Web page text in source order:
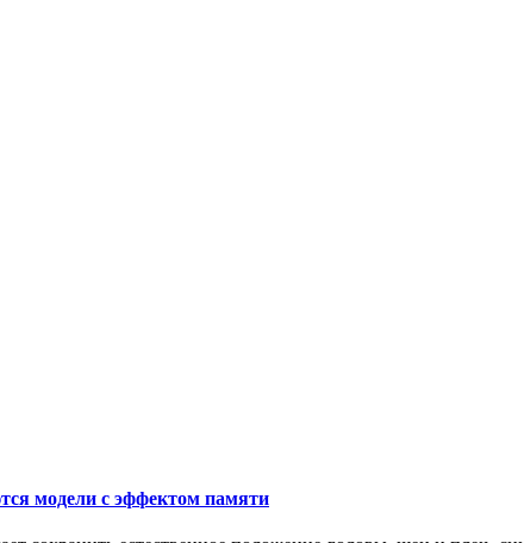
модели с эффектом памяти